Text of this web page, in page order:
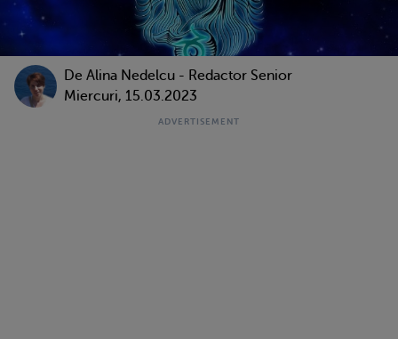
De Alina Nedelcu - Redactor Senior
Miercuri, 15.03.2023